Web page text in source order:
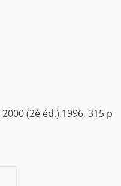
(2è éd.),1996, 315 p